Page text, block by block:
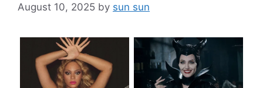
August 10, 2025 by sun sun